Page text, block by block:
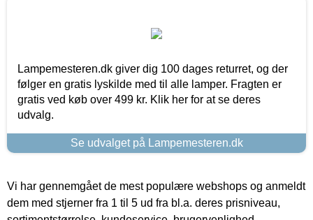
Lampemesteren.dk giver dig 100 dages returret, og der
følger en gratis lyskilde med til alle lamper. Fragten er
gratis ved køb over 499 kr. Klik her for at se deres
udvalg.
Se udvalget på Lampemesteren.dk
Vi har gennemgået de mest populære webshops og anmeldt
dem med stjerner fra 1 til 5 ud fra bl.a. deres prisniveau,